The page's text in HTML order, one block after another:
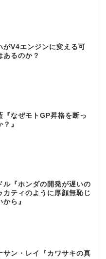
がV4エンジンに変える可
あるのか？
『なぜモトGP昇格を断っ
？』
ル『ホンダの開発が遅いの
カティのように厚顔無恥じ
から』
サン・レイ『カワサキの真